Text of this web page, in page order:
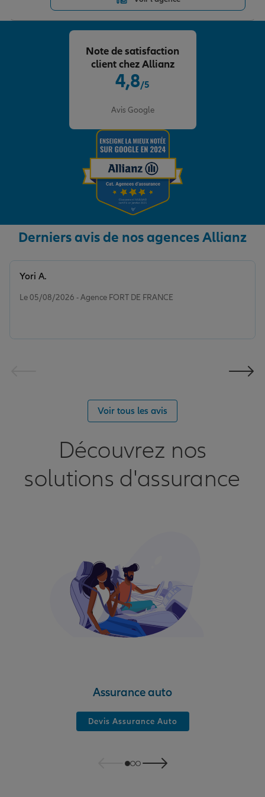
4,8/5
Avis Google
Note de satisfaction
client chez Allianz
Derniers avis de nos agences Allianz
Le 05/08/2026 - Agence FORT DE FRANCE
Yori A.
Voir tous les avis
Découvrez nos
solutions d'assurance
Assurance auto
Devis Assurance Auto